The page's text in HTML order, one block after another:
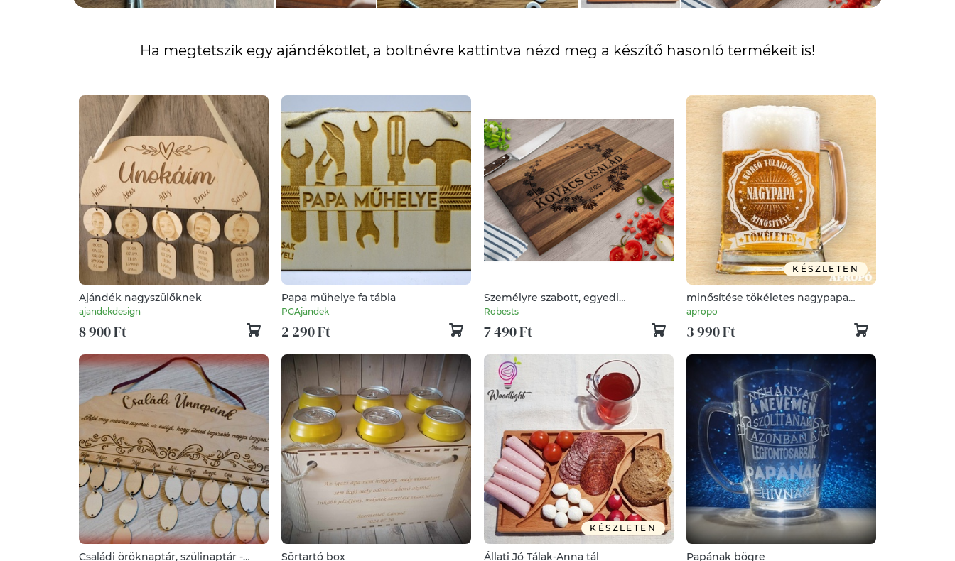
Ha megtetszik egy ajándékötlet, a boltnévre kattintva nézd meg a készítő hasonló termékeit is!
Ajándék nagyszülőknek
ajandekdesign
8 900 Ft
Papa műhelye fa tábla
PGAjandek
2 290 Ft
Személyre szabott, egyedi
gravírozott vágódeszka Karácsonyra,
alkalomra
Robests
7 490 Ft
KÉSZLETEN
minősítése tökéletes nagypapa
korsó söröskorsó gravírozva ajándék
nagypapának
apropo
3 990 Ft
Családi öröknaptár, szülinaptár - Sörtartó box
KÉSZLETEN
Állati Jó Tálak-Anna tál Papának bögre